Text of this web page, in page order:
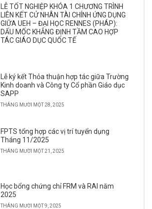
LỄ TỐT NGHIỆP KHÓA 1 CHƯƠNG TRÌNH
LIÊN KẾT CỬ NHÂN TÀI CHÍNH ỨNG DỤNG
GIỮA UEH – ĐẠI HỌC RENNES (PHÁP):
DẤU MỐC KHẲNG ĐỊNH TẦM CAO HỢP
TÁC GIÁO DỤC QUỐC TẾ
Lễ ký kết Thỏa thuận hợp tác giữa Trường
Kinh doanh và Công ty Cổ phần Giáo dục
SAPP
THÁNG MƯỜI MỘT 28, 2025
FPTS tổng hợp các vị trí tuyển dụng
Tháng 11/2025
THÁNG MƯỜI MỘT 21, 2025
Học bổng chứng chỉ FRM và RAI năm
2025
THÁNG MƯỜI MỘT 9, 2025